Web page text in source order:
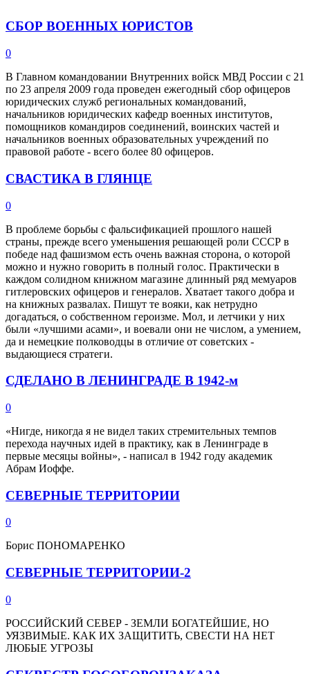
СБОР ВОЕННЫХ ЮРИСТОВ
0
В Главном командовании Внутренних войск МВД России с 21
по 23 апреля 2009 года проведен ежегодный сбор офицеров
юридических служб региональных командований,
начальников юридических кафедр военных институтов,
помощников командиров соединений, воинских частей и
начальников военных образовательных учреждений по
правовой работе - всего более 80 офицеров.
СВАСТИКА В ГЛЯНЦЕ
0
В проблеме борьбы с фальсификацией прошлого нашей
страны, прежде всего уменьшения решающей роли СССР в
победе над фашизмом есть очень важная сторона, о которой
можно и нужно говорить в полный голос. Практически в
каждом солидном книжном магазине длинный ряд мемуаров
гитлеровских офицеров и генералов. Хватает такого добра и
на книжных развалах. Пишут те вояки, как нетрудно
догадаться, о собственном героизме. Мол, и летчики у них
были «лучшими асами», и воевали они не числом, а умением,
да и немецкие полководцы в отличие от советских -
выдающиеся стратеги.
СДЕЛАНО В ЛЕНИНГРАДЕ В 1942-м
0
«Нигде, никогда я не видел таких стремительных темпов
перехода научных идей в практику, как в Ленинграде в
первые месяцы войны», - написал в 1942 году академик
Абрам Иоффе.
СЕВЕРНЫЕ ТЕРРИТОРИИ
0
Борис ПОНОМАРЕНКО
СЕВЕРНЫЕ ТЕРРИТОРИИ-2
0
РОССИЙСКИЙ СЕВЕР - ЗЕМЛИ БОГАТЕЙШИЕ, НО
УЯЗВИМЫЕ. КАК ИХ ЗАЩИТИТЬ, СВЕСТИ НА НЕТ
ЛЮБЫЕ УГРОЗЫ